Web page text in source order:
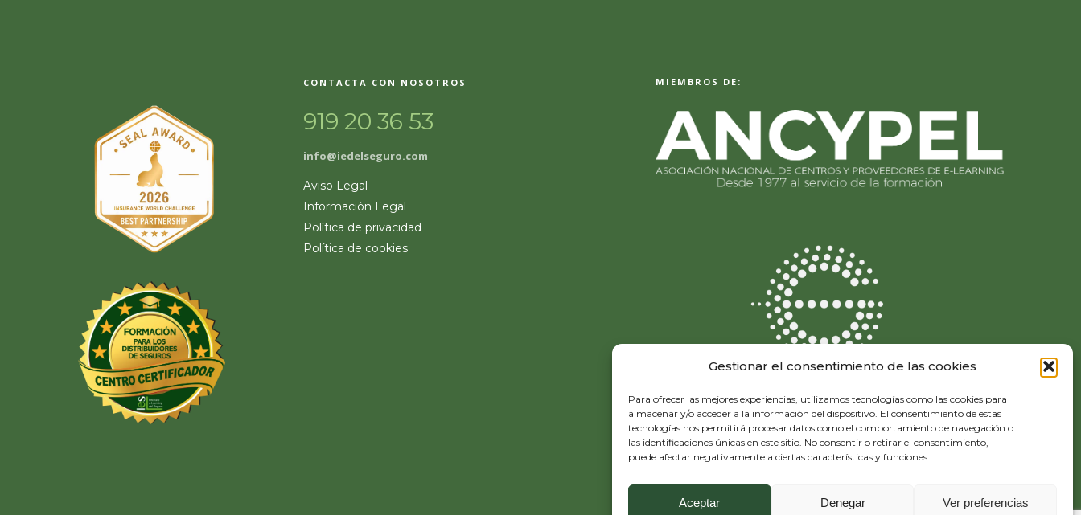
Gestionar el consentimiento de las cookies
Para ofrecer las mejores experiencias, utilizamos tecnologías como las cookies para
almacenar y/o acceder a la información del dispositivo. El consentimiento de estas
tecnologías nos permitirá procesar datos como el comportamiento de navegación o
las identificaciones únicas en este sitio. No consentir o retirar el consentimiento,
puede afectar negativamente a ciertas características y funciones.
Aceptar Denegar Ver preferencias
CONTACTA CON NOSOTROS
919 20 36 53
info@iedelseguro.com
Aviso Legal
Información Legal
Política de privacidad
Política de cookies
MIEMBROS DE: